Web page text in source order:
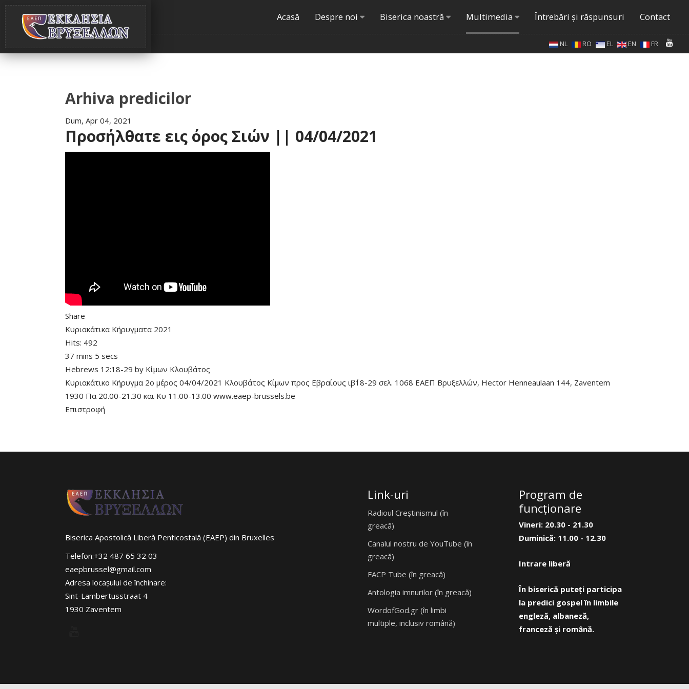
Acasă Despre noi Biserica noastră Multimedia Întrebări şi răspunsuri Contact
NL RO EL EN FR
Arhiva predicilor
Dum, Apr 04, 2021
Προσήλθατε εις όρος Σιών || 04/04/2021
Share
Κυριακάτικα Κήρυγματα 2021
Hits: 492
37 mins 5 secs
Hebrews 12:18-29 by Κίμων Κλουβάτος
Κυριακάτικο Κήρυγμα 2ο μέρος 04/04/2021 Κλουβάτος Κίμων προς Εβραίους ιβ΄18-29 σελ. 1068 ΕΑΕΠ Βρυξελλών, Hector Henneaulaan 144, Zaventem
1930 Πα 20.00-21.30 και Κυ 11.00-13.00 www.eaep-brussels.be
Επιστροφή
Biserica Apostolică Liberă Penticostală (EAEP) din Bruxelles
Telefon:+32 487 65 32 03
eaepbrussel@gmail.com
Adresa locaşului de închinare:
Sint-Lambertusstraat 4
1930 Zaventem
Link-uri
Radioul Creștinismul (în
greacă)
Canalul nostru de YouTube (în
greacă)
FACP Tube (în greacă)
Antologia imnurilor (în greacă)
WordofGod.gr (în limbi
multiple, inclusiv română)
Program de
funcţionare
Vineri: 20.30 - 21.30
Duminică: 11.00 - 12.30
Intrare liberă
În biserică puteți participa
la predici gospel în limbile
engleză, albaneză,
franceză și română.